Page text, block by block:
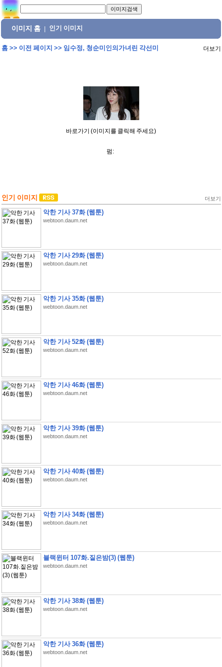
이미지 홈 인기 이미지
홈>> 이전 페이지 >> 임수정, 청순미인의가녀린 각선미 더보기
바로가기 (이미지를 클릭해 주세요)
펌:
인기 이미지 더보기
악한 기사 37화 (웹툰)
webtoon.daum.net
악한 기사 29화 (웹툰)
webtoon.daum.net
악한 기사 35화 (웹툰)
webtoon.daum.net
악한 기사 52화 (웹툰)
webtoon.daum.net
악한 기사 46화 (웹툰)
webtoon.daum.net
악한 기사 39화 (웹툰)
webtoon.daum.net
악한 기사 40화 (웹툰)
webtoon.daum.net
악한 기사 34화 (웹툰)
webtoon.daum.net
블랙윈터 107화.짙은밤(3) (웹툰)
webtoon.daum.net
악한 기사 38화 (웹툰)
webtoon.daum.net
악한 기사 36화 (웹툰)
webtoon.daum.net